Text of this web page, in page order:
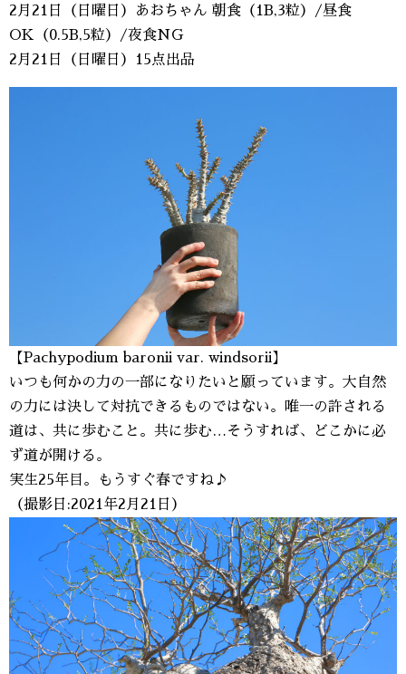
2月21日（日曜日）あおちゃん 朝食（1B,3粒）/昼食
OK（0.5B,5粒）/夜食NG
2月21日（日曜日）15点出品
【Pachypodium baronii var. windsorii】
いつも何かの力の一部になりたいと願っています。大自然
の力には決して対抗できるものではない。唯一の許される
道は、共に歩むこと。共に歩む…そうすれば、どこかに必
ず道が開ける。
実生25年目。もうすぐ春ですね♪
（撮影日:2021年2月21日）